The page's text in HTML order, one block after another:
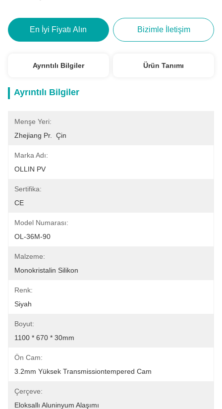
En İyi Fiyatı Alın Bizimle İletişim
Ayrıntılı Bilgiler Ürün Tanımı
Ayrıntılı Bilgiler
Menşe Yeri:
Zhejiang Pr.  Çin
Marka Adı:
OLLIN PV
Sertifika:
CE
Model Numarası:
OL-36M-90
Malzeme:
Monokristalin Silikon
Renk:
Siyah
Boyut:
1100 * 670 * 30mm
Ön Cam:
3.2mm Yüksek Transmissiontempered Cam
Çerçeve:
Eloksallı Aluninyum Alaşımı